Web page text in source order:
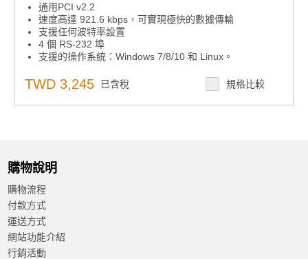
通用PCI v2.2
速度高達 921.6 kbps，可實現極快的數據傳輸
支援任何波特率設置
4 個 RS-232 埠
支援的操作系統：Windows 7/8/10 和 Linux。
TWD 3,245 已含稅 規格比較
購物說明
購物流程
付款方式
運送方式
網站功能介紹
行銷活動